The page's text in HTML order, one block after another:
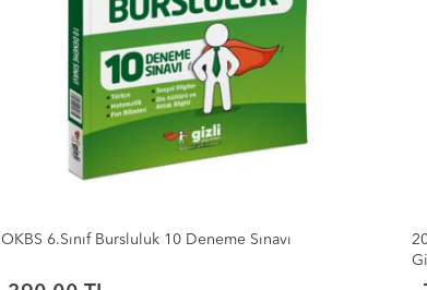
2027 5. Sınıf Fen Bilimleri Müfredatın Gizli Dergisi